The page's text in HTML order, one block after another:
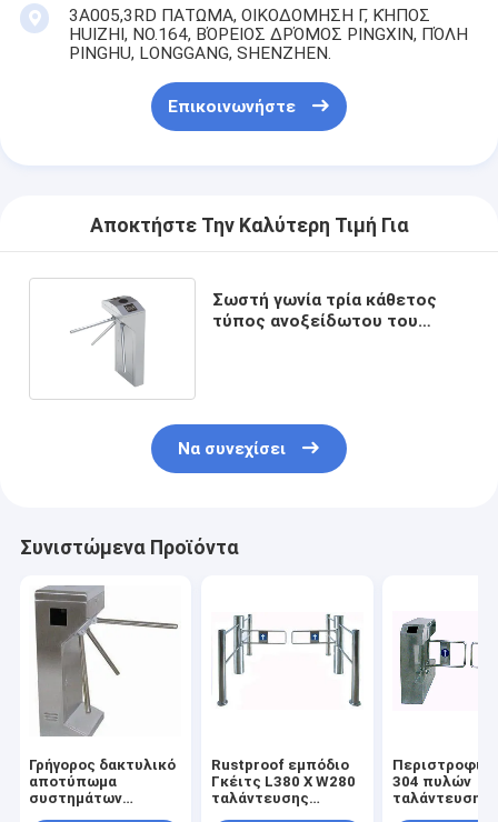
3A005,3RD ΠΑΤΩΜΑ, ΟΙΚΟΔΟΜΗΣΗ Γ, ΚΉΠΟΣ
HUIZHI, NO.164, ΒΌΡΕΙΟΣ ΔΡΌΜΟΣ PINGXIN, ΠΌΛΗ
PINGHU, LONGGANG, SHENZHEN.
Επικοινωνήστε
Αποκτήστε Την Καλύτερη Τιμή Για
Σωστή γωνία τρία κάθετος
τύπος ανοξείδωτου του
Να συνεχίσει
Συνιστώμενα Προϊόντα
Γρήγορος δακτυλικό
αποτύπωμα
συστημάτων
Rustproof εμπόδιο
Γκέιτς L380 Χ W280
ταλάντευσης
304 πυλών
ταλάντευσης